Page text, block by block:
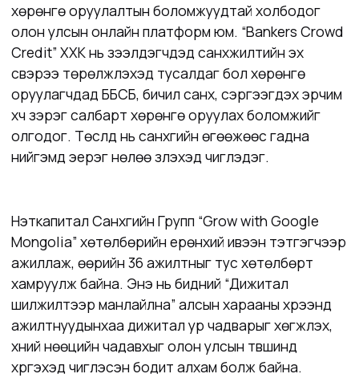
хөрөнгө оруулалтын боломжуудтай холбодог
олон улсын онлайн платформ юм. “Bankers Crowd
Credit” ХХК нь зээлдэгчдэд санхүүжилтийн эх
үүсвэрээ төрөлжүүлэхэд тусалдаг бол хөрөнгө
оруулагчдад ББСБ, бичил санхүү, сэргээгдэх эрчим
хүч зэрэг салбарт хөрөнгө оруулах боломжийг
олгодог. Төслүүд нь санхүүгийн өгөөжөөс гадна
нийгэмд эерэг нөлөө үзүүлэхэд чиглэдэг.
Нэткапитал Санхүүгийн Групп “Grow with Google
Mongolia” хөтөлбөрийн ерөнхий ивээн тэтгэгчээр
ажиллаж, өөрийн 36 ажилтныг тус хөтөлбөрт
хамруулж байна. Энэ нь бидний “Дижитал
шилжилтээр манлайлна” алсын харааны хүрээнд
ажилтнуудынхаа дижитал ур чадварыг хөгжүүлэх,
хүний нөөцийн чадавхыг олон улсын түвшинд
хүргэхэд чиглэсэн бодит алхам болж байна.